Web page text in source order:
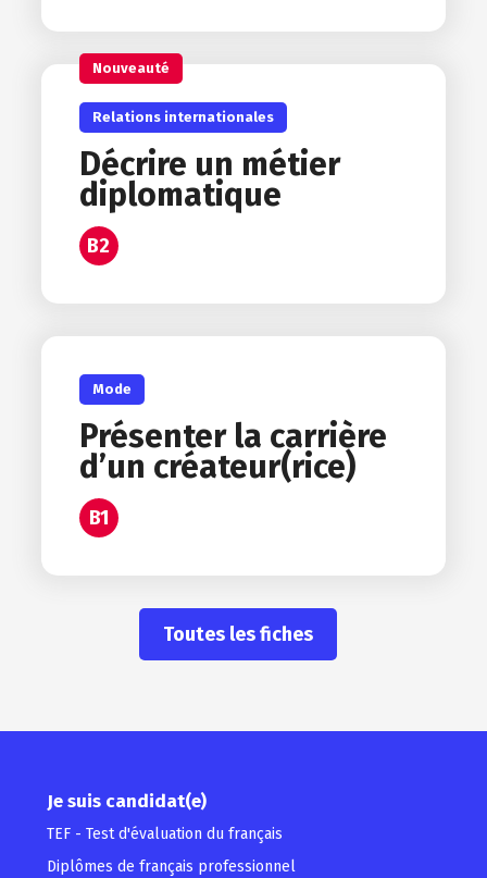
Nouveauté
Relations internationales
Décrire un métier
diplomatique
B2
Mode
Présenter la carrière
d’un créateur(rice)
B1
Toutes les fiches
Je suis candidat(e)
TEF - Test d'évaluation du français
Diplômes de français professionnel